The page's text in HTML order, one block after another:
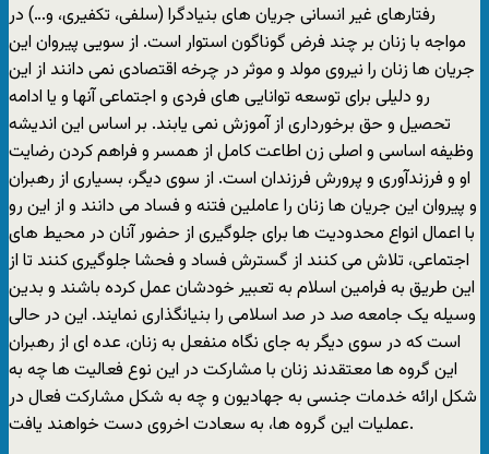
رفتارهای غیر انسانی جریان های بنیادگرا (سلفی، تکفیری، و…) در
مواجه با زنان بر چند فرض گوناگون استوار است. از سویی پیروان این
جریان ها زنان را نیروی مولد و موثر در چرخه اقتصادی نمی دانند از این
رو دلیلی برای توسعه توانایی های فردی و اجتماعی آنها و یا ادامه
تحصیل و حق برخورداری از آموزش نمی یابند. بر اساس این اندیشه
وظیفه اساسی و اصلی زن اطاعت کامل از همسر و فراهم کردن رضایت
او و فرزندآوری و پرورش فرزندان است. از سوی دیگر، بسیاری از رهبران
و پیروان این جریان ها زنان را عاملین فتنه و فساد می دانند و از این رو
با اعمال انواع محدودیت ها برای جلوگیری از حضور آنان در محیط های
اجتماعی، تلاش می کنند از گسترش فساد و فحشا جلوگیری کنند تا از
این طریق به فرامین اسلام به تعبیر خودشان عمل کرده باشند و بدین
وسیله یک جامعه صد در صد اسلامی را بنیانگذاری نمایند. این در حالی
است که در سوی دیگر به جای نگاه منفعل به زنان، عده ای از رهبران
این گروه ها معتقدند زنان با مشارکت در این نوع فعالیت ها چه به
شکل ارائه خدمات جنسی به جهادیون و چه به شکل مشارکت فعال در
عملیات این گروه ها، به سعادت اخروی دست خواهند یافت.